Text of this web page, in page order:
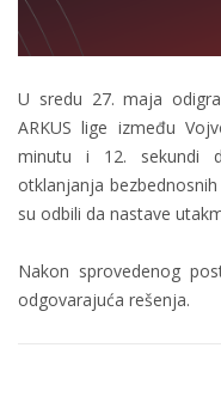
U sredu 27. maja
ARKUS lige između
minutu i 12. sekundi
otklanjanja
su odbili da nastave
Nakon sprovedenog
odgovarajuća rešenja.